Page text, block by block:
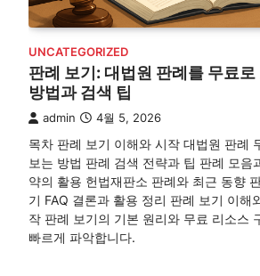
UNCATEGORIZED
판례 보기: 대법원 판례를 무료로
방법과 검색 팁
admin 4월 5, 2026
목차 판례 보기 이해와 시작 대법원 판례
보는 방법 판례 검색 전략과 팁 판례 모음
약의 활용 헌법재판소 판례와 최근 동향
기 FAQ 결론과 활용 정리 판례 보기 이해
작 판례 보기의 기본 원리와 무료 리소스
빠르게 파악합니다.